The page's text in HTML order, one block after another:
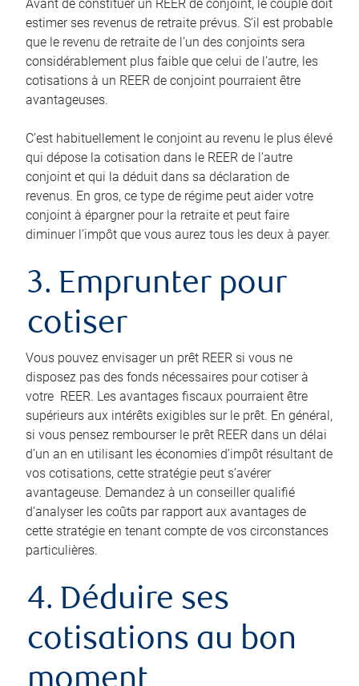
Avant de constituer un REER de conjoint, le couple doit
estimer ses revenus de retraite prévus. S’il est probable
que le revenu de retraite de l’un des conjoints sera
considérablement plus faible que celui de l’autre, les
cotisations à un REER de conjoint pourraient être
avantageuses.
C’est habituellement le conjoint au revenu le plus élevé
qui dépose la cotisation dans le REER de l’autre
conjoint et qui la déduit dans sa déclaration de
revenus. En gros, ce type de régime peut aider votre
conjoint à épargner pour la retraite et peut faire
diminuer l’impôt que vous aurez tous les deux à payer.
3. Emprunter pour
cotiser
Vous pouvez envisager un prêt REER si vous ne
disposez pas des fonds nécessaires pour cotiser à
votre REER. Les avantages fiscaux pourraient être
supérieurs aux intérêts exigibles sur le prêt. En général,
si vous pensez rembourser le prêt REER dans un délai
d’un an en utilisant les économies d’impôt résultant de
vos cotisations, cette stratégie peut s’avérer
avantageuse. Demandez à un conseiller qualifié
d’analyser les coûts par rapport aux avantages de
cette stratégie en tenant compte de vos circonstances
particulières.
4. Déduire ses
cotisations au bon